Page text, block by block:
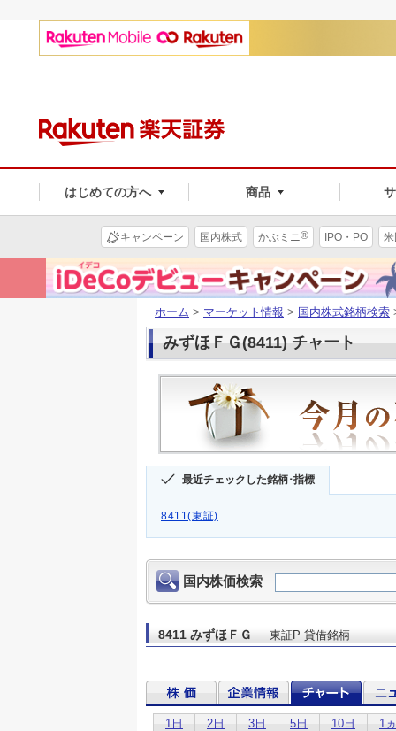
はじめての方へ 商品
キャンペーン 国内株式 かぶミニ® IPO・PO
ホーム > マーケット情報 > 国内株式銘柄検索
みずほＦＧ(8411) チャート
最近チェックした銘柄･指標
8411(東証)